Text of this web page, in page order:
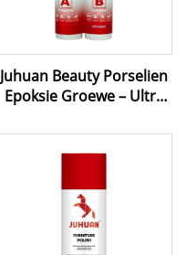
Juhuan Beauty Porselien
Epoksie Groewe – Ultra
Schoonmaak Seël vir
Tegels Steen & Metaal